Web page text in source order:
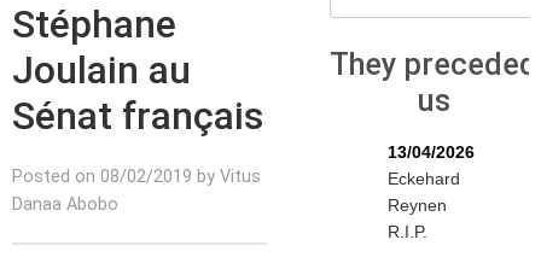
Stéphane
Joulain au
Sénat français
Posted on 08/02/2019 by Vitus
Danaa Abobo
They preceded
us
13/04/2026
Eckehard
Reynen
R.I.P.